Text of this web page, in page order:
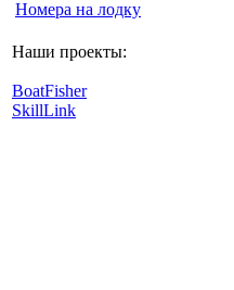
Номера на лодку
Наши проекты:
BoatFisher
SkillLink